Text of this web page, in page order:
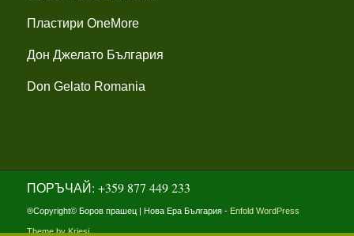
Пластири OneMore
Дон Джелато България
Don Gelato Romania
ПОРЪЧАЙ: +359 877 449 233
®Copyright© Боров прашец | Нова Ера България - Enfold WordPress
Theme by Kriesi